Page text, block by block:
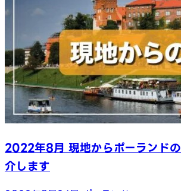
2022年8月 現地からポーランド
介します